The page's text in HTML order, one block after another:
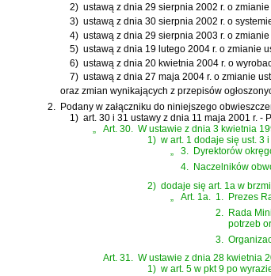
2) ustawą z dnia 29 sierpnia 2002 r. o
3) ustawą z dnia 30 sierpnia 2002 r. o
4) ustawą z dnia 29 sierpnia 2003 r. o
5) ustawą z dnia 19 lutego 2004 r. o zmianie
6) ustawą z dnia 20 kwietnia 2004 r. o
7) ustawą z dnia 27 maja 2004 r. o zmianie
oraz zmian wynikających z przepisów
2. Podany w załączniku do niniejszego
1) art. 30 i 31 ustawy z dnia 11 maja 2001 r. -
„
Art. 30. Wustawie z dnia 3 kwietnia
1) w art. 1 dodaje się ust. 3
„
3. Dyrektorów
4. Naczelników
2) dodaje się art. 1a w
Art. 1a. 1.
Prezes
2.
Rada
potrzeb
3.
Art. 31. Wustawie z dnia 28 kwietnia
1) w art. 5 w pkt 9 po